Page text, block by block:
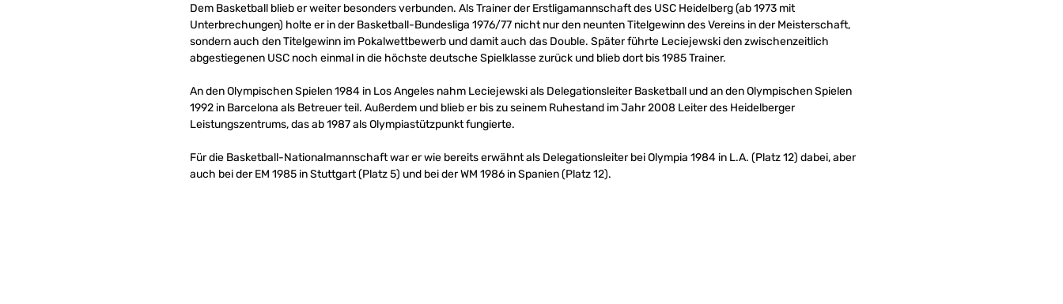
Dem Basketball blieb er weiter besonders verbunden. Als Trainer der Erstligamannschaft des USC Heidelberg (ab 1973 mit
Unterbrechungen) holte er in der Basketball-Bundesliga 1976/77 nicht nur den neunten Titelgewinn des Vereins in der Meisterschaft,
sondern auch den Titelgewinn im Pokalwettbewerb und damit auch das Double. Später führte Leciejewski den zwischenzeitlich
abgestiegenen USC noch einmal in die höchste deutsche Spielklasse zurück und blieb dort bis 1985 Trainer.
An den Olympischen Spielen 1984 in Los Angeles nahm Leciejewski als Delegationsleiter Basketball und an den Olympischen Spielen
1992 in Barcelona als Betreuer teil. Außerdem und blieb er bis zu seinem Ruhestand im Jahr 2008 Leiter des Heidelberger
Leistungszentrums, das ab 1987 als Olympiastützpunkt fungierte.
Für die Basketball-Nationalmannschaft war er wie bereits erwähnt als Delegationsleiter bei Olympia 1984 in L.A. (Platz 12) dabei, aber
auch bei der EM 1985 in Stuttgart (Platz 5) und bei der WM 1986 in Spanien (Platz 12).